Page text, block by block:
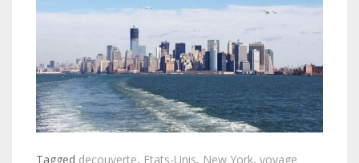
Tagged decouverte, Etats-Unis, New York, voyage